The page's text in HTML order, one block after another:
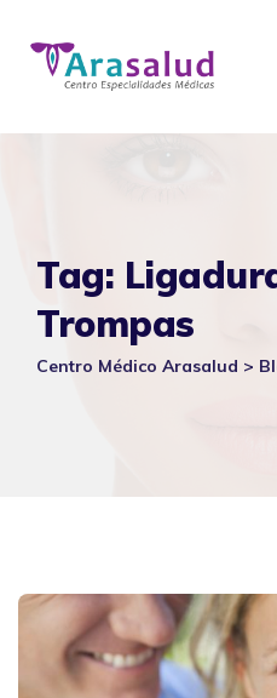
content
Tag:
Trompas
Centro Médico Arasalud >